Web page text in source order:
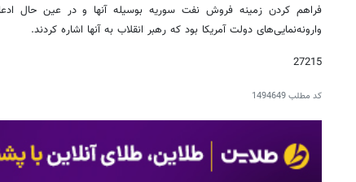
فراهم کردن زمینه فروش نفت سوریه بوسیله آنها و در عین حال
وارونه‌نمایی‌های دولت آمریکا بود که رهبر انقلاب به آنها اشاره کردند.
27215
کد مطلب1494649